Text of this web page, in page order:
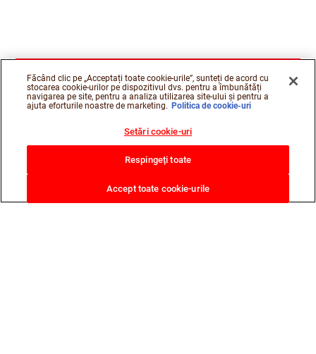
Făcând clic pe „Acceptați toate cookie-urile”, sunteți de acord cu
stocarea cookie-urilor pe dispozitivul dvs. pentru a îmbunătăți
navigarea pe site, pentru a analiza utilizarea site-ului și pentru a
ajuta eforturile noastre de marketing. Politica de cookie-uri
Setări cookie-uri
Respingeți toate
Accept toate cookie-urile